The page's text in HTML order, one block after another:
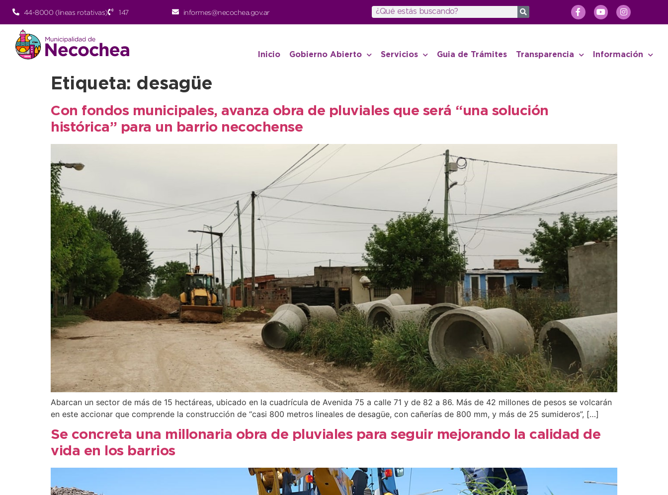
44-8000 (lineas rotativas) 147 informes@necochea.gov.ar
Inicio Gobierno Abierto Servicios Guia de Trámites Transparencia Información
Etiqueta: desagüe
Con fondos municipales, avanza obra de pluviales que será “una solución
histórica” para un barrio necochense
Abarcan un sector de más de 15 hectáreas, ubicado en la cuadrícula de Avenida 75 a calle 71 y de 82 a 86. Más de 42 millones de pesos se volcarán
en este accionar que comprende la construcción de “casi 800 metros lineales de desagüe, con cañerías de 800 mm, y más de 25 sumideros”, […]
Se concreta una millonaria obra de pluviales para seguir mejorando la calidad de
vida en los barrios